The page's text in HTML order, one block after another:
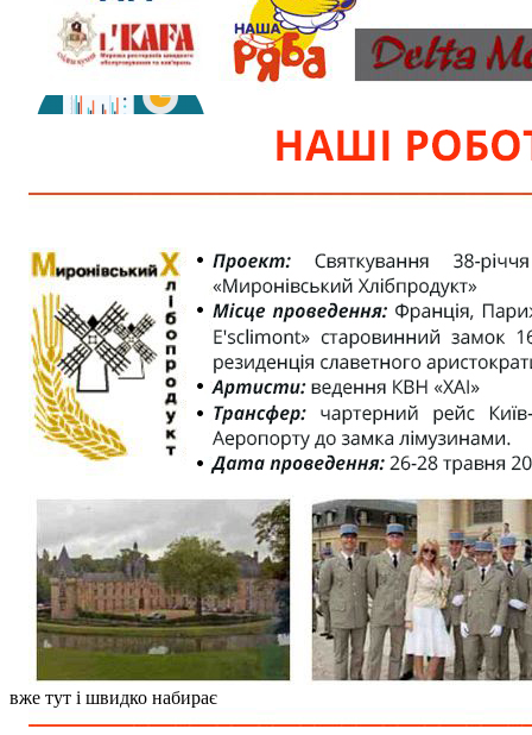
отримати високі...Читать
полностью
РЕКЛАМИ КОНКУРЕНТІВ?
07.06.24 12:52
НАВІЩО ПОТРІБЕН АНАЛІЗ
РЕКЛАМИ КОНКУРЕНТІВ?
Щоб зрозуміти, де саме
знаходиться ваше місце на
ринку,...Читать полностью
Віртуальна реальність та
маркетингові стратегії
26.06.23 10:14
Віртуальна реальність більше не
є науковою фантастикою – вона
вже тут і швидко набирає